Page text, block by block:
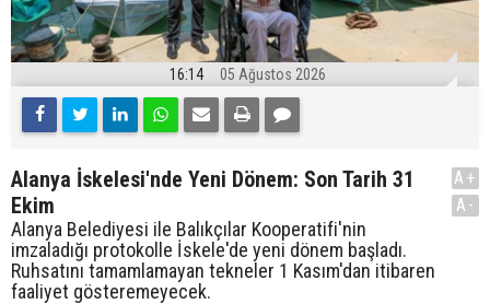
16:14 05 Ağustos 2026
Alanya İskelesi'nde Yeni Dönem: Son Tarih 31
Ekim
Alanya Belediyesi ile Balıkçılar Kooperatifi'nin
imzaladığı protokolle İskele'de yeni dönem başladı.
Ruhsatını tamamlamayan tekneler 1 Kasım'dan itibaren
faaliyet gösteremeyecek.
A+
A-